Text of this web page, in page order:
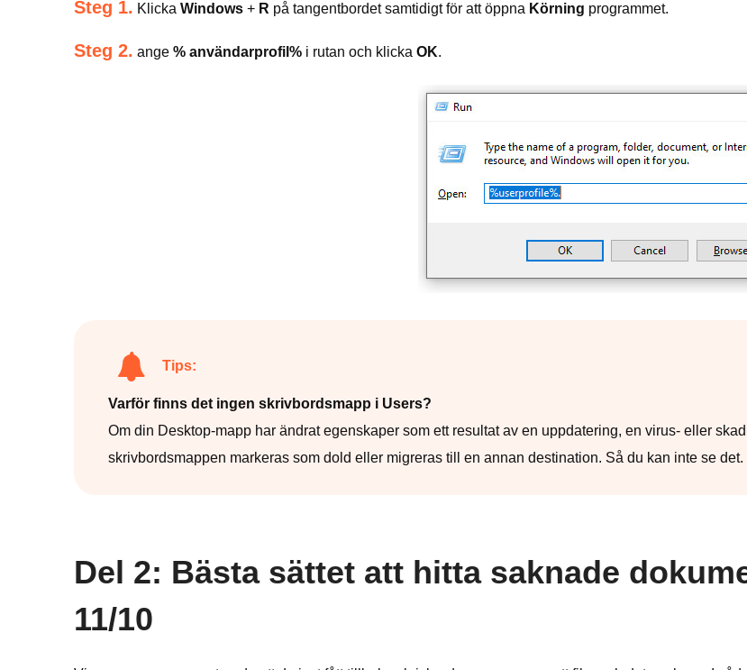
Steg 1. Klicka Windows + R på tangentbordet samtidigt för att öppna Körning programmet.
Steg 2. ange % användarprofil% i rutan och klicka OK.
Tips:
Varför finns det ingen skrivbordsmapp i Users?
Om din Desktop-mapp har ändrat egenskaper som ett resultat av en uppdatering, en virus- eller
skrivbordsmappen markeras som dold eller migreras till en annan destination. Så du kan inte se det.
Del 2: Bästa sättet att hitta saknade
11/10